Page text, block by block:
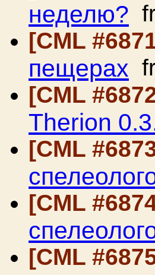
неделю?
[CML
пещерах
[CML
Therion
[CML
[CML
[CML